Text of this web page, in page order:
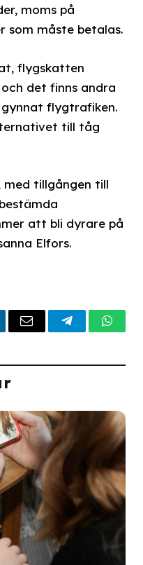
moms på
som måste betalas.
flygskatten
det finns andra
flygtrafiken.
till tåg
med tillgången till
att bli dyrare på
Elfors.
Email Telegram